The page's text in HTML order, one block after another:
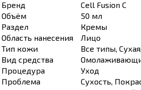
Бренд
Cell Fusion С
Объём
50 мл
Раздел
Кремы
Область нанесения
Лицо
Тип кожи
Все типы,
Вид средства
Процедура
Уход
Проблема
Сухость,